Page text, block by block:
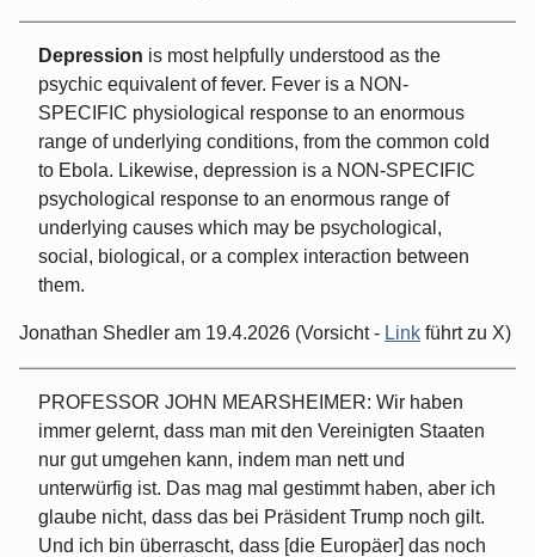
Depression is most helpfully understood as the
psychic equivalent of fever. Fever is a NON-
SPECIFIC physiological response to an enormous
range of underlying conditions, from the common cold
to Ebola. Likewise, depression is a NON-SPECIFIC
psychological response to an enormous range of
underlying causes which may be psychological,
social, biological, or a complex interaction between
them.
Jonathan Shedler am 19.4.2026 (Vorsicht - Link führt zu X)
PROFESSOR JOHN MEARSHEIMER: Wir haben
immer gelernt, dass man mit den Vereinigten Staaten
nur gut umgehen kann, indem man nett und
unterwürfig ist. Das mag mal gestimmt haben, aber ich
glaube nicht, dass das bei Präsident Trump noch gilt.
Und ich bin überrascht, dass [die Europäer] das noch